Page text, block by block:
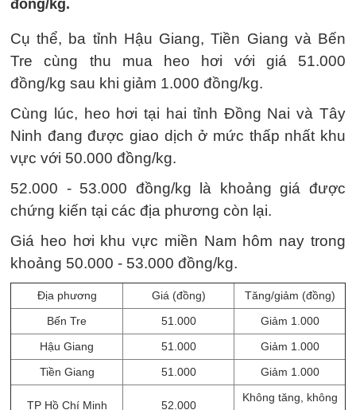
đồng/kg.
Cụ thể, ba tỉnh Hậu Giang, Tiền Giang và Bến
Tre cùng thu mua heo hơi với giá 51.000
đồng/kg sau khi giảm 1.000 đồng/kg.
Cùng lúc, heo hơi tại hai tỉnh Đồng Nai và Tây
Ninh đang được giao dịch ở mức thấp nhất khu
vực với 50.000 đồng/kg.
52.000 - 53.000 đồng/kg là khoảng giá được
chứng kiến tại các địa phương còn lại.
Giá heo hơi khu vực miền Nam hôm nay trong
khoảng 50.000 - 53.000 đồng/kg.
Địa phương Giá (đồng)
Tăng/giảm (đồng)
Bến Tre
51.000
Giảm 1.000
Hậu Giang
51.000
Giảm 1.000
Tiền Giang
51.000 Giảm 1.000
TP Hồ Chí Minh 52.000
Không tăng, không